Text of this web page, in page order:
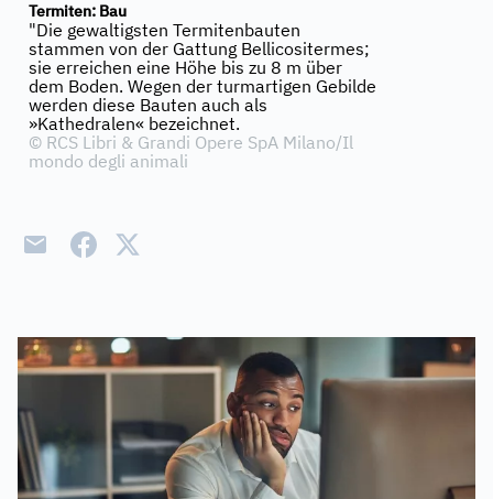
Termiten: Bau
"Die gewaltigsten Termitenbauten
stammen von der Gattung Bellicositermes;
sie erreichen eine Höhe bis zu 8 m über
dem Boden. Wegen der turmartigen Gebilde
werden diese Bauten auch als
»Kathedralen« bezeichnet.
© RCS Libri & Grandi Opere SpA Milano/Il
mondo degli animali